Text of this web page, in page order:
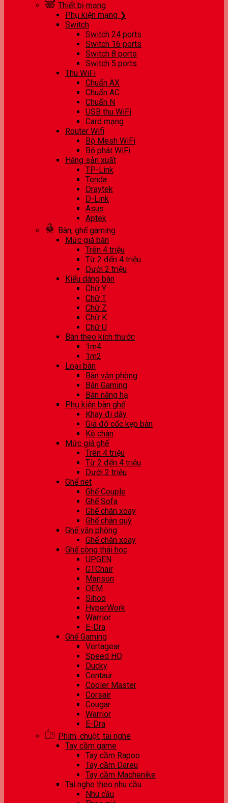
Thiết bị mạng
Phụ kiện mạng ❯
Switch
Switch 24 ports
Switch 16 ports
Switch 8 ports
Switch 5 ports
Thu WiFi
Chuẩn AX
Chuẩn AC
Chuẩn N
USB thu WiFi
Card mạng
Router Wifi
Bộ Mesh WiFi
Bộ phát WiFi
Hãng sản xuất
TP-Link
Tenda
Draytek
D-Link
Asus
Aptek
Bàn, ghế gaming
Mức giá bàn
Trên 4 triệu
Từ 2 đến 4 triệu
Dưới 2 triệu
Kiểu dáng bàn
Chữ Y
Chữ T
Chữ Z
Chữ K
Chữ U
Bàn theo kích thước
1m4
1m2
Loại bàn
Bàn văn phòng
Bàn Gaming
Bàn nâng hạ
Phụ kiện bàn ghế
Khay đi dây
Giá đỡ cốc kẹp bàn
Kê chân
Mức giá ghế
Trên 4 triệu
Từ 2 đến 4 triệu
Dưới 2 triệu
Ghế net
Ghế Couple
Ghế Sofa
Ghế chân xoay
Ghế chân quỳ
Ghế văn phòng
Ghế chân xoay
Ghế công thái học
UPGEN
GTChair
Manson
OEM
Sihoo
HyperWork
Warrior
E-Dra
Ghế Gaming
Vertagear
Speed HQ
Ducky
Centaur
Cooler Master
Corsair
Cougar
Warrior
E-Dra
Phím, chuột, tai nghe
Tay cầm game
Tay cầm Rapoo
Tay cầm Dareu
Tay cầm Machenike
Tai nghe theo nhu cầu
Nhu cầu